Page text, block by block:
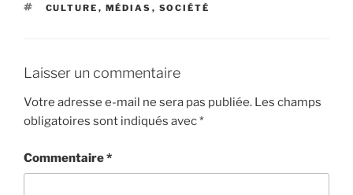
k
s
r
ÉTIQUETTES
CULTURE , MÉDIAS , SOCIÉTÉ
Laisser un commentaire
Votre adresse e-mail ne sera pas publiée. Les champs
obligatoires sont indiqués avec*
Commentaire*